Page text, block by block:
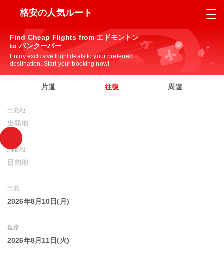
格安の人気ルート
Find Cheap Flights from エドモントン
to バンクーバー
Enjoy exclusive flight deals to your preferred
destination. Start your booking now!
片道 往復 周遊
出発地
出発地
到着地
目的地
出発
2026年8月10日(月)
復路
2026年8月11日(火)